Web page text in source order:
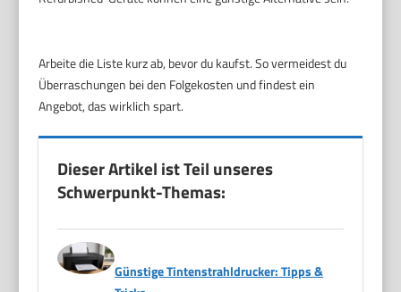
Arbeite die Liste kurz ab, bevor du kaufst. So vermeidest du
Überraschungen bei den Folgekosten und findest ein
Angebot, das wirklich spart.
Dieser Artikel ist Teil unseres
Schwerpunkt-Themas:
Günstige Tintenstrahldrucker: Tipps &